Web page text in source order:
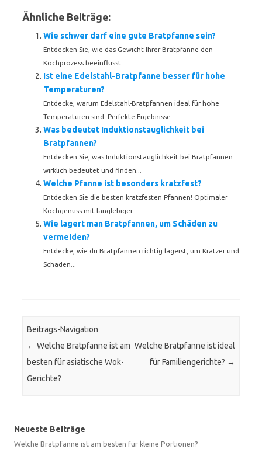
Ähnliche Beiträge:
Wie schwer darf eine gute Bratpfanne sein?
Entdecken Sie, wie das Gewicht Ihrer Bratpfanne den
Kochprozess beeinflusst....
Ist eine Edelstahl-Bratpfanne besser für hohe
Temperaturen?
Entdecke, warum Edelstahl-Bratpfannen ideal für hohe
Temperaturen sind. Perfekte Ergebnisse...
Was bedeutet Induktionstauglichkeit bei
Bratpfannen?
Entdecken Sie, was Induktionstauglichkeit bei Bratpfannen
wirklich bedeutet und finden...
Welche Pfanne ist besonders kratzfest?
Entdecken Sie die besten kratzfesten Pfannen! Optimaler
Kochgenuss mit langlebiger...
Wie lagert man Bratpfannen, um Schäden zu
vermeiden?
Entdecke, wie du Bratpfannen richtig lagerst, um Kratzer und
Schäden...
Beitrags-Navigation
← Welche Bratpfanne ist am
besten für asiatische Wok-
Gerichte?
Welche Bratpfanne ist ideal
für Familiengerichte? →
Neueste Beiträge
Welche Bratpfanne ist am besten für kleine Portionen?